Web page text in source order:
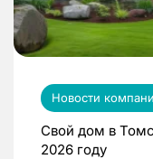
Новости
Свой дом в
2026 году